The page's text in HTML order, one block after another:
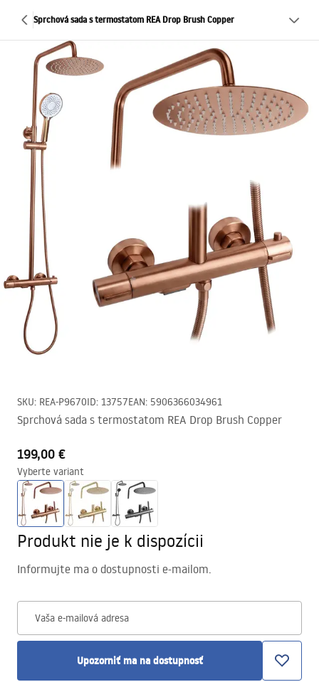
Sprchová sada s termostatom REA Drop Brush Copper
SKU: REA-P9670ID: 13757EAN: 5906366034961
Sprchová sada s termostatom REA Drop Brush Copper
199,00 €
Vyberte variant
Produkt nie je k dispozícii
Informujte ma o dostupnosti e-mailom.
Vaša e-mailová adresa
Upozorniť ma na dostupnosť